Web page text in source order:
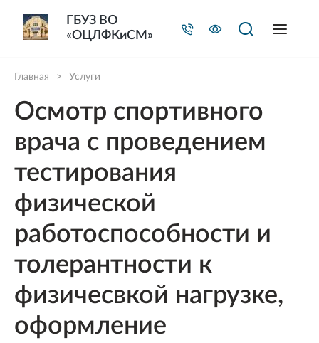
Главная > Услуги
Осмотр спортивного
врача с проведением
тестирования
физической
работоспособности и
толерантности к
физичесвкой нагрузке,
оформление
ГБУЗ ВО
«ОЦЛФКиСМ»